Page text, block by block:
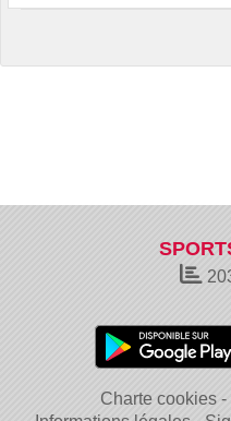
Charte cookies